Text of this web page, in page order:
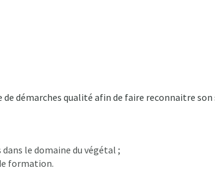
de démarches qualité afin de faire reconnaitre
le domaine du végétal ;
formation.